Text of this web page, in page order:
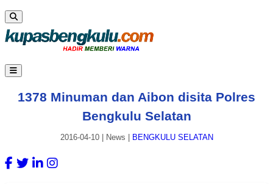
1378 Minuman dan Aibon disita Polres
Bengkulu Selatan
2016-04-10| News BENGKULU SELATAN